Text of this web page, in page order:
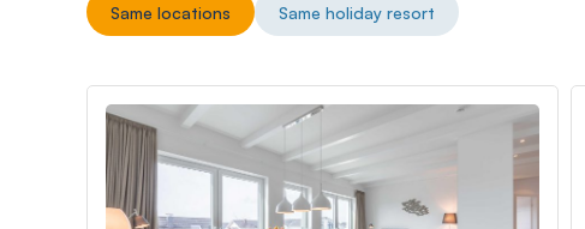
Same locations Same holiday resort